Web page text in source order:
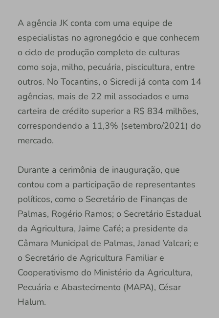
A agência JK conta com uma equipe de
especialistas no agronegócio e que conhecem
o ciclo de produção completo de culturas
como soja, milho, pecuária, piscicultura, entre
outros. No Tocantins, o Sicredi já conta com 14
agências, mais de 22 mil associados e uma
carteira de crédito superior a R$ 834 milhões,
correspondendo a 11,3% (setembro/2021) do
mercado.
Durante a cerimônia de inauguração, que
contou com a participação de representantes
políticos, como o Secretário de Finanças de
Palmas, Rogério Ramos; o Secretário Estadual
da Agricultura, Jaime Café; a presidente da
Câmara Municipal de Palmas, Janad Valcari; e
o Secretário de Agricultura Familiar e
Cooperativismo do Ministério da Agricultura,
Pecuária e Abastecimento (MAPA), César
Halum.